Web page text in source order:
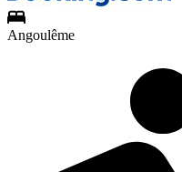
Angoulême